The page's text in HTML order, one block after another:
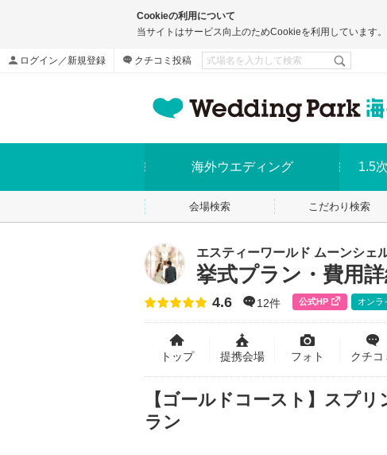
Cookieの利用について
当サイトはサービス向上のためCookieを利用しています
ログイン／新規登録 クチコミ投稿
海外ウエディング 1.5
会場検索 こだわり検索
エスティーワールド ムーンシェ
挙式プラン・費用
点数
4.6 12件 公式HP オンラ
トップ 提携会場 フォト クチコ
【ゴールドコースト】スプ
ラン